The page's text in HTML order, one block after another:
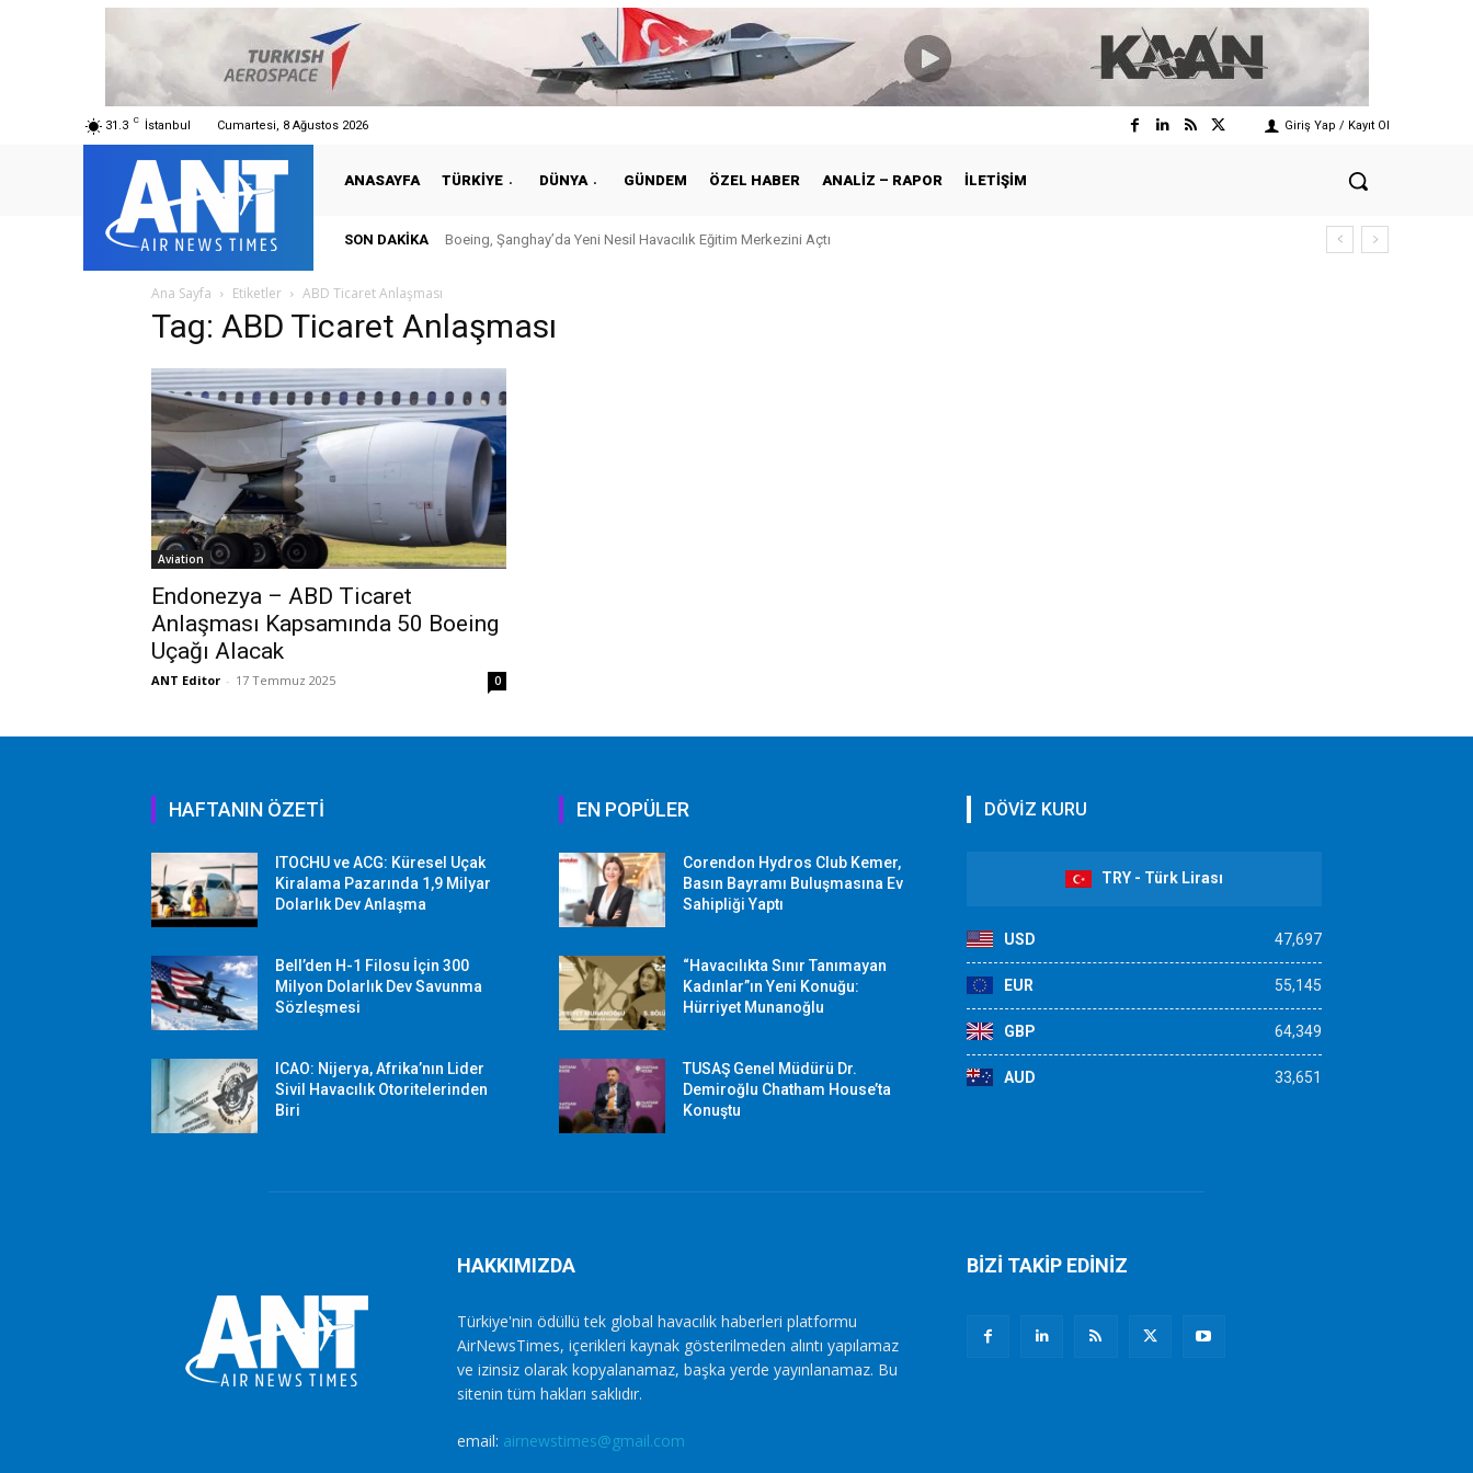
31.3 C İstanbul Cumartesi, 8 Ağustos 2026 Giriş Yap / Kayıt Ol
ANASAYFA TÜRKIYE DÜNYA GÜNDEM ÖZEL HABER ANALIZ – RAPOR İLETIŞIM
SON DAKIKA Boeing, Şanghay’da Yeni Nesil Havacılık Eğitim Merkezini Açtı
Ana Sayfa Etiketler ABD Ticaret Anlaşması
Tag: ABD Ticaret Anlaşması
Aviation
Endonezya – ABD Ticaret
Anlaşması Kapsamında 50 Boeing
Uçağı Alacak
ANT Editor - 17 Temmuz 2025 0
HAFTANIN ÖZETİ
ITOCHU ve ACG: Küresel Uçak
Kiralama Pazarında 1,9 Milyar
Dolarlık Dev Anlaşma
Bell’den H-1 Filosu İçin 300
Milyon Dolarlık Dev Savunma
Sözleşmesi
ICAO: Nijerya, Afrika’nın Lider
Sivil Havacılık Otoritelerinden
Biri
EN POPÜLER
Corendon Hydros Club Kemer,
Basın Bayramı Buluşmasına Ev
Sahipliği Yaptı
“Havacılıkta Sınır Tanımayan
Kadınlar”ın Yeni Konuğu:
Hürriyet Munanoğlu
TUSAŞ Genel Müdürü Dr.
Demiroğlu Chatham House’ta
Konuştu
DÖVİZ KURU
TRY - Türk Lirası
USD 47,697
EUR 55,145
GBP 64,349
AUD 33,651
HAKKIMIZDA
Türkiye'nin ödüllü tek global havacılık haberleri platformu
AirNewsTimes, içerikleri kaynak gösterilmeden alıntı yapılamaz
ve izinsiz olarak kopyalanamaz, başka yerde yayınlanamaz. Bu
sitenin tüm hakları saklıdır.
email: airnewstimes@gmail.com
BİZİ TAKİP EDİNİZ